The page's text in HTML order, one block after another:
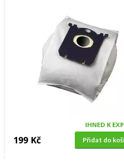
IHNED K
199 Kč Přidat do